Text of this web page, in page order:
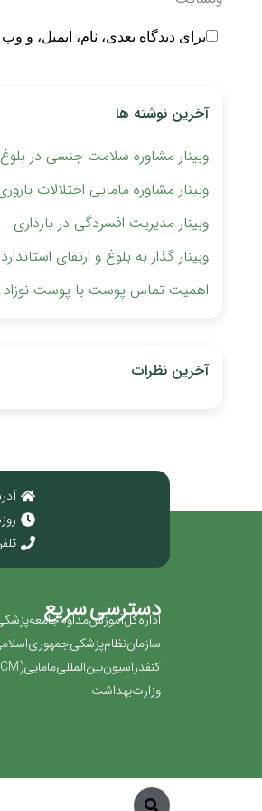
برای دیدگاه بعدی، نام، ایمیل، و
آخرین نوشته ها
وبینار مشاوره سلامت جنسی در بلوغ
وبینار مشاوره مامایی اختلالات
وبینار مدیریت افسردگی در بارداری
وبینار گذار به بلوغ و ارتقای
اهمیت تماس پوست با پوست نوزاد
آخرین نظرات
روز
تلفن :
دسترسی سریع
اداره کل آموزش مداوم جامعه
سازمان نظام پزشکی جمهوری
کنفدراسیون بین المللی مامایی(‏ICM‏)‏
وزارت بهداشت